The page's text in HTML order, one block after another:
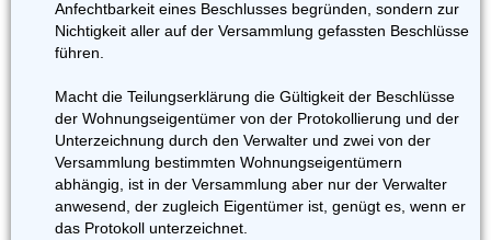
Anfechtbarkeit eines Beschlusses begründen, sondern zur
Nichtigkeit aller auf der Versammlung gefassten Beschlüsse
führen.
Macht die Teilungserklärung die Gültigkeit der Beschlüsse
der Wohnungseigentümer von der Protokollierung und der
Unterzeichnung durch den Verwalter und zwei von der
Versammlung bestimmten Wohnungseigentümern
abhängig, ist in der Versammlung aber nur der Verwalter
anwesend, der zugleich Eigentümer ist, genügt es, wenn er
das Protokoll unterzeichnet.